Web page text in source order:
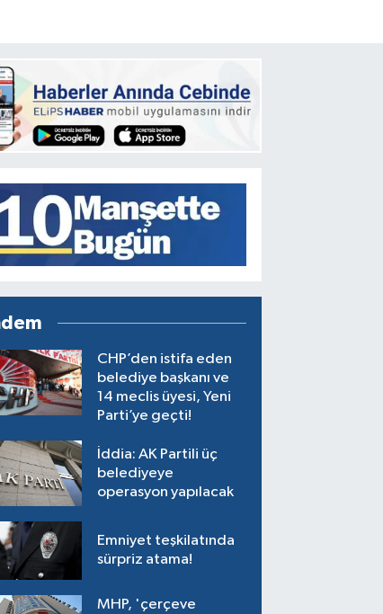
CHP’den istifa eden
belediye başkanı ve
14 meclis üyesi, Yeni
Parti’ye geçti!
İddia: AK Partili üç
belediyeye
operasyon yapılacak
Emniyet teşkilatında
sürpriz atama!
MHP, 'çerçeve